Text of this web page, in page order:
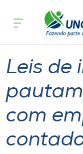
Cursos
Atendimento ao
Portal de Ensino
acontece
Leis de
com